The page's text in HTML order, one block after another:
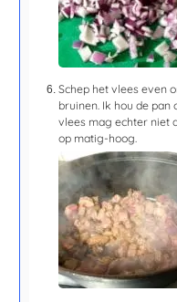
Schep het vlees even
bruinen. Ik hou de
vlees mag echter niet
op matig-hoog.